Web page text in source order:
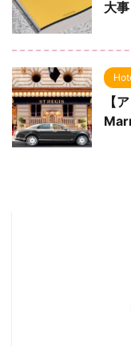
大
【